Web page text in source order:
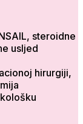
steroidne
usljed
hirurgiji,